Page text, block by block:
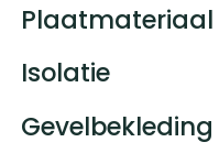
Plaatmateriaal
Isolatie
Gevelbekleding